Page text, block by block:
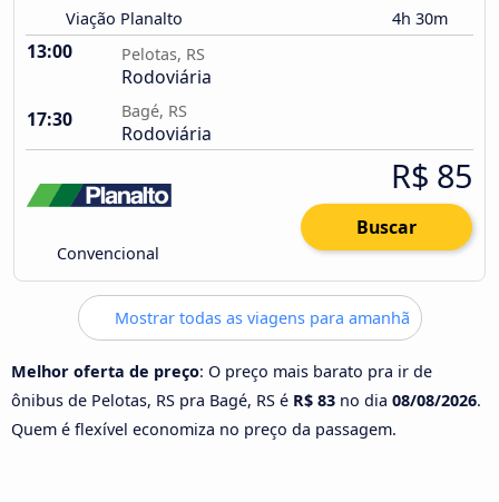
Viação Planalto 4h 30m
13:00 Pelotas, RS
Rodoviária
17:30
Bagé, RS
Rodoviária
Convencional
R$ 85
Buscar
Mostrar todas as viagens para amanhã
Melhor oferta de preço: O preço mais barato pra ir de
ônibus de Pelotas, RS pra Bagé, RS é R$ 83 no dia 08/08/2026.
Quem é flexível economiza no preço da passagem.